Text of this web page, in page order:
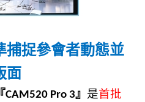
捕捉參會者動態並
面
『CAM520 Pro 3』 是首批